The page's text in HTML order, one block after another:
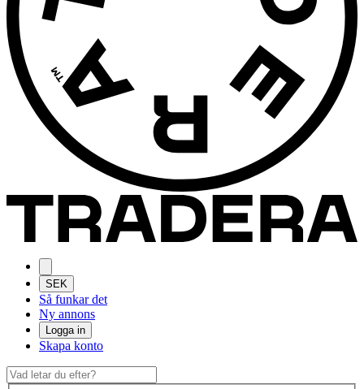
SEK
Så funkar det
Ny annons
Logga in
Skapa konto